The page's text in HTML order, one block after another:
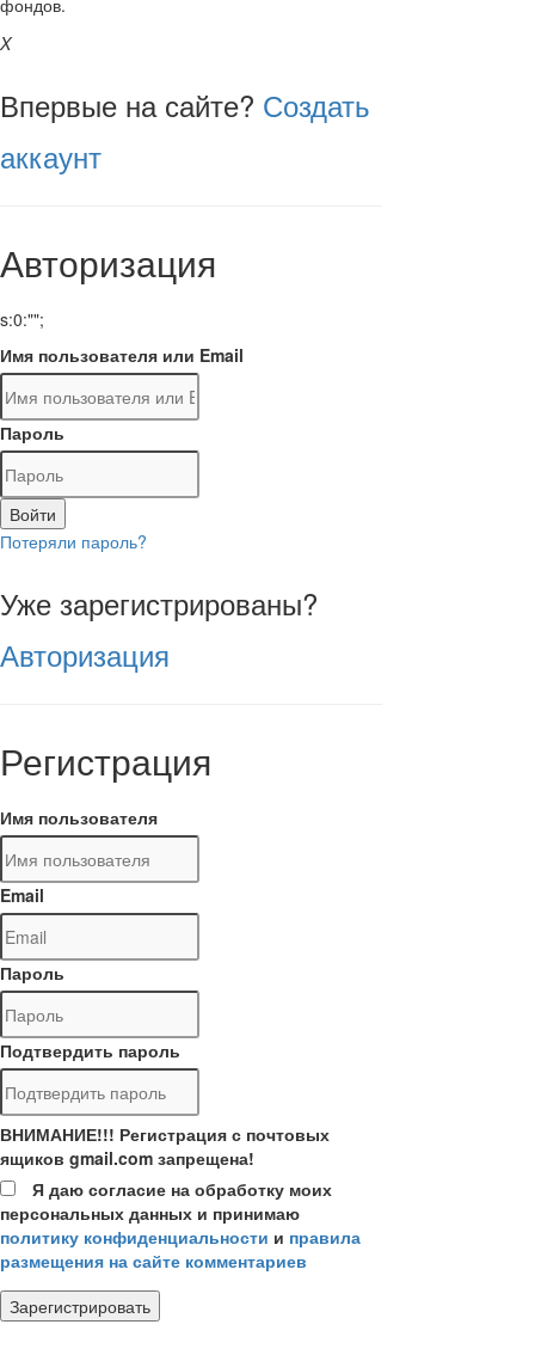
фондов.
X
Впервые на сайте? Создать
аккаунт
Авторизация
s:0:"";
Имя пользователя или Email
Пароль
Войти
Потеряли пароль?
Уже зарегистрированы?
Авторизация
Регистрация
Имя пользователя
Email
Пароль
Подтвердить пароль
ВНИМАНИЕ!!! Регистрация с почтовых
ящиков gmail.com запрещена!
Я даю согласие на обработку моих
персональных данных и принимаю
политику конфиденциальности и правила
размещения на сайте комментариев
Зарегистрировать